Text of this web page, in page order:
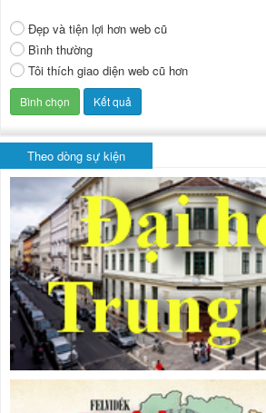
Đẹp và tiện lợi hơn web cũ
Bình thường
Tôi thích giao diện web cũ hơn
Theo dòng sự kiện